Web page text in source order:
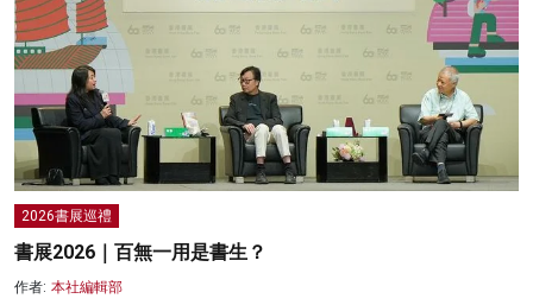
2026書展巡禮
書展2026｜百無一用是書生？
作者: 本社編輯部